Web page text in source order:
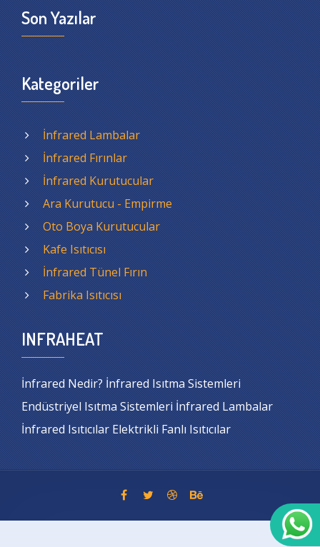
Son Yazılar
Kategoriler
İnfrared Lambalar
İnfrared Fırınlar
İnfrared Kurutucular
Ara Kurutucu - Empirme
Oto Boya Kurutucular
Kafe Isıtıcısı
İnfrared Tünel Fırın
Fabrika Isıtıcısı
INFRAHEAT
İnfrared Nedir? İnfrared Isıtma Sistemleri
Endüstriyel Isıtma Sistemleri İnfrared Lambalar
İnfrared Isıtıcılar Elektrikli Fanlı Isıtıcılar